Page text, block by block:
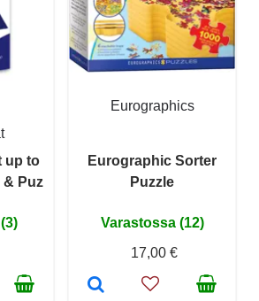
up to
& Puz
Eurographics
Eurographic Sorter
Puzzle
Varastossa (12)
17,00 €